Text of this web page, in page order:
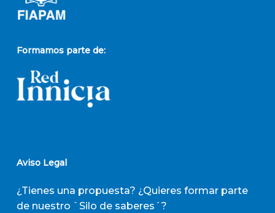
Formamos parte de:
Aviso Legal
¿Tienes una propuesta? ¿Quieres formar parte
de nuestro `Silo de saberes´?